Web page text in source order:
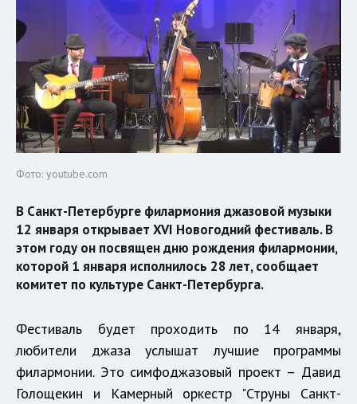
Фото: youtube.com
В Санкт-Петербурге филармония джазовой музыки
12 января открывает XVI Новогодний фестиваль. В
этом году он посвящен дню рождения филармонии,
которой 1 января исполнилось 28 лет, сообщает
комитет по культуре Санкт-Петербурга.
Фестиваль будет проходить по 14 января,
любители джаза услышат лучшие программы
филармонии. Это симфоджазовый проект – Давид
Голощекин и Камерный оркестр "Струны Санкт-